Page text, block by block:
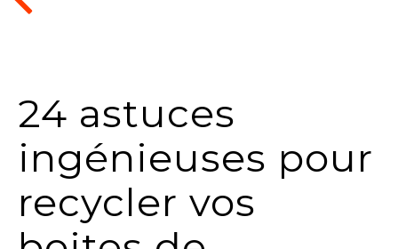
24 astuces
ingénieuses pour
recycler vos